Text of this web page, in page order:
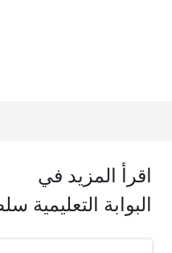
اقرأ المزيد في
البوابة التعليمية